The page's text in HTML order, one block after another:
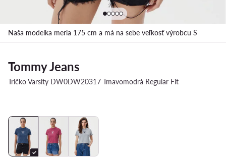
Naša modelka meria 175 cm a má na sebe veľkosť výrobcu S
Tommy Jeans
Tričko Varsity DW0DW20317 Tmavomodrá Regular Fit